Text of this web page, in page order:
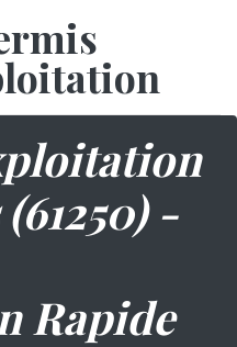
-
Rapide